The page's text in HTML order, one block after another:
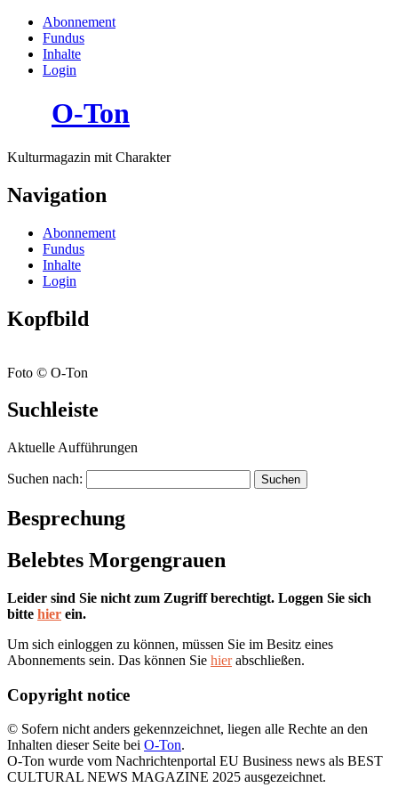
Abonnement
Fundus
Inhalte
Login
O-Ton
Kulturmagazin mit Charakter
Navigation
Abonnement
Fundus
Inhalte
Login
Kopfbild
Foto © O-Ton
Suchleiste
Aktuelle Aufführungen
Suchen nach:
Besprechung
Belebtes Morgengrauen
Leider sind Sie nicht zum Zugriff berechtigt. Loggen Sie sich
bitte hier ein.
Um sich einloggen zu können, müssen Sie im Besitz eines
Abonnements sein. Das können Sie hierabschließen.
Copyright notice
© Sofern nicht anders gekennzeichnet, liegen alle Rechte an den
Inhalten dieser Seite bei O-Ton.
O-Ton wurde vom Nachrichtenportal EU Business news als BEST
CULTURAL NEWS MAGAZINE 2025 ausgezeichnet.